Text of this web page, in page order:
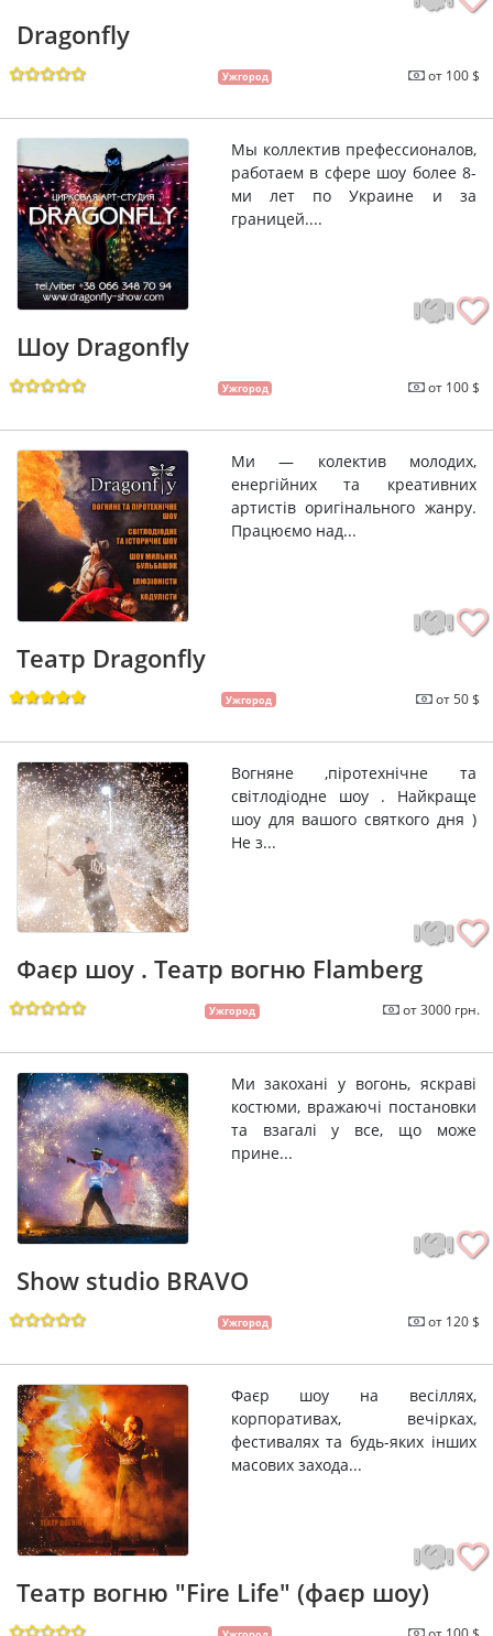
Dragonfly
Ужгород от 100 $
Мы коллектив префессионалов,
работаем в сфере шоу более 8-
ми лет по Украине и за
границей....
Шоу Dragonfly
Ужгород от 100 $
Ми — колектив молодих,
енергійних та креативних
артистів оригінального жанру.
Працюємо над...
Театр Dragonfly
Ужгород от 50 $
Вогняне ,піротехнічне та
світлодіодне шоу . Найкраще
шоу для вашого святкого дня )
Не з...
Фаєр шоу . Театр вогню Flamberg
Ужгород от 3000 грн.
Ми закохані у вогонь, яскраві
костюми, вражаючі постановки
та взагалі у все, що може
прине...
Show studio BRAVO
Ужгород от 120 $
Фаєр шоу на весіллях,
корпоративах, вечірках,
фестивалях та будь-яких інших
масових захода...
Театр вогню "Fire Life" (фаєр шоу)